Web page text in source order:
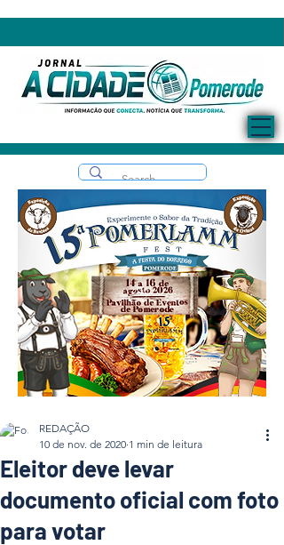
Eleitor deve levar
documento oficial com foto
para votar
REDAÇÃO
10 de nov. de 2020 1 min de leitura